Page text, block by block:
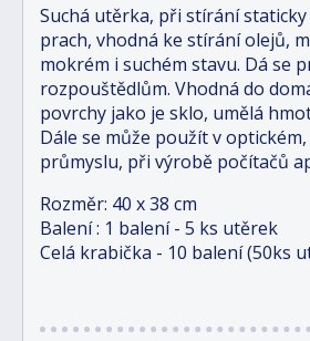
Suchá utěrka, při stírání
prach, vhodná ke stírání olejů,
mokrém i suchém stavu. Dá se
rozpouštědlům. Vhodná do
povrchy jako je sklo, umělá
Dále se může použít v
průmyslu, při výrobě počítačů
Rozměr: 40 x 38 cm
Balení : 1 balení - 5 ks utěrek
Celá krabička - 10 balení (50ks